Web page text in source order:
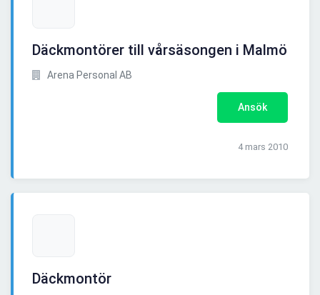
Däckmontörer till vårsäsongen i Malmö
Arena Personal AB
Ansök
4 mars 2010
Däckmontör